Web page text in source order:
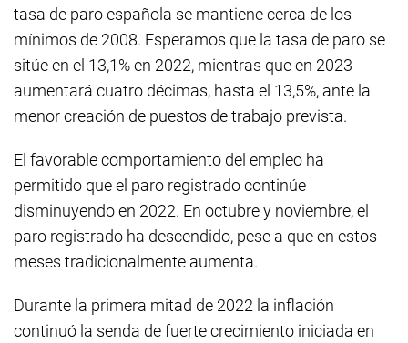
tasa de paro española se mantiene cerca de los
mínimos de 2008. Esperamos que la tasa de paro se
sitúe en el 13,1% en 2022, mientras que en 2023
aumentará cuatro décimas, hasta el 13,5%, ante la
menor creación de puestos de trabajo prevista.
El favorable comportamiento del empleo ha
permitido que el paro registrado continúe
disminuyendo en 2022. En octubre y noviembre, el
paro registrado ha descendido, pese a que en estos
meses tradicionalmente aumenta.
Durante la primera mitad de 2022 la inflación
continuó la senda de fuerte crecimiento iniciada en